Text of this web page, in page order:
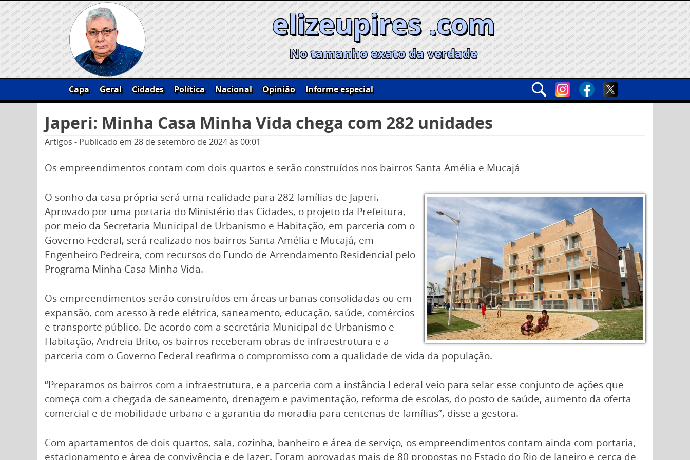
Skip
to
content
elizeupires .com
No tamanho exato da verdade
Capa Geral Cidades Política Nacional Opinião
Informe especial
por:
Japeri: Minha Casa Minha Vida chega com 282 unidades
Artigos - Publicado em 28 de setembro de 2024às 00:01
Os empreendimentos contam com dois quartos e serão construídos nos bairros Santa Amélia e Mucajá
O sonho da casa própria será uma realidade para 282 famílias de Japeri.
Aprovado por uma portaria do Ministério das Cidades, o projeto da Prefeitura,
por meio da Secretaria Municipal de Urbanismo e Habitação, em parceria com o
Governo Federal, será realizado nos bairros Santa Amélia e Mucajá, em
Engenheiro Pedreira, com recursos do Fundo de Arrendamento Residencial pelo
Programa Minha Casa Minha Vida.
Os empreendimentos serão construídos em áreas urbanas consolidadas ou em
expansão, com acesso à rede elétrica, saneamento, educação, saúde, comércios
e transporte público. De acordo com a secretária Municipal de Urbanismo e
Habitação, Andreia Brito, os bairros receberam obras de infraestrutura e a
parceria com o Governo Federal reafirma o compromisso com a qualidade de vida da população.
“Preparamos os bairros com a infraestrutura, e a parceria com a instância Federal veio para selar esse conjunto de ações que
começa com a chegada de saneamento, drenagem e pavimentação, reforma de escolas, do posto de saúde, aumento da oferta
comercial e de mobilidade urbana e a garantia da moradia para centenas de famílias”, disse a gestora.
Com apartamentos de dois quartos, sala, cozinha, banheiro e área de serviço, os empreendimentos contam ainda com portaria,
estacionamento e área de convivência e de lazer. Foram aprovadas mais de 80 propostas no Estado do Rio de Janeiro e cerca de